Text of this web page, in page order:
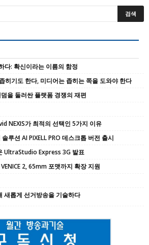
다: 확신이라는 이름의 함정
히기도 한다, 미디어는 좁히는 쪽을 도와야 한다
을 둘러싼 플랫폼 경쟁의 재편
NEXIS가 최적의 선택인 5가지 이유
루션 AI PIXELL PRO 데스크톱 버전 출시
UltraStudio Express 3G 발표
2, 65mm 포맷까지 확장 지원
새롭게 선거방송을 기술하다